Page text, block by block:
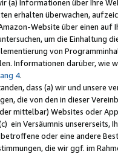
(a) Informationen über Ihre
erhalten überwachen,
Website über einen
um die Einhaltung
von
Informationen darüber, wie
4.
dass (a) wir und
die von den in dieser
mittelbar) Websites oder
ein Versäumnis unsererseits,
oder eine andere
die wir ggf. im